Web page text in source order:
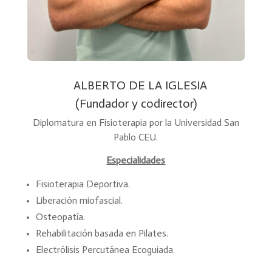
ALBERTO DE LA IGLESIA
(Fundador y codirector)
Diplomatura en Fisioterapia por la Universidad San
Pablo CEU.
Especialidades
Fisioterapia Deportiva.
Liberación miofascial.
Osteopatía.
Rehabilitación basada en Pilates.
Electrólisis Percutánea Ecoguiada.